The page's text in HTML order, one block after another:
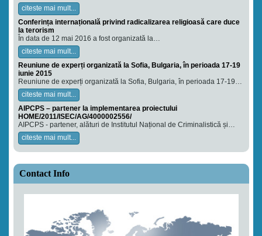
citeste mai mult...
Conferința internațională privind radicalizarea religioasă care duce
la terorism
În data de 12 mai 2016 a fost organizată la…
citeste mai mult...
Reuniune de experți organizată la Sofia, Bulgaria, în perioada 17-19
iunie 2015
Reuniune de experți organizată la Sofia, Bulgaria, în perioada 17-19…
citeste mai mult...
AIPCPS – partener la implementarea proiectului
HOME/2011/ISEC/AG/4000002556/
AIPCPS - partener, alături de Institutul Național de Criminalistică și…
citeste mai mult...
Contact Info